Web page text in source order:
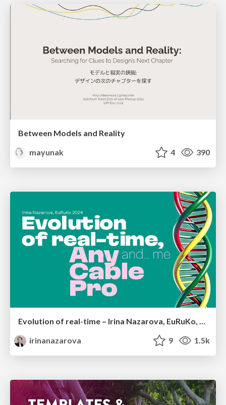
Between Models and Reality
mayunak
4 390
irinanazarova
9 1.5k